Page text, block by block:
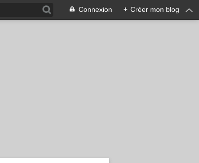
Connexion + Créer mon blog